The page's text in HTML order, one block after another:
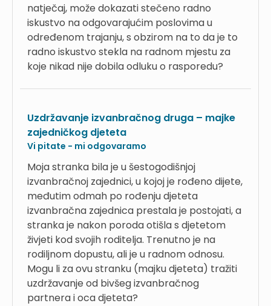
natječaj, može dokazati stečeno radno
iskustvo na odgovarajućim poslovima u
određenom trajanju, s obzirom na to da je to
radno iskustvo stekla na radnom mjestu za
koje nikad nije dobila odluku o rasporedu?
Uzdržavanje izvanbračnog druga – majke
zajedničkog djeteta
Vi pitate - mi odgovaramo
Moja stranka bila je u šestogodišnjoj
izvanbračnoj zajednici, u kojoj je rođeno dijete,
međutim odmah po rođenju djeteta
izvanbračna zajednica prestala je postojati, a
stranka je nakon poroda otišla s djetetom
živjeti kod svojih roditelja. Trenutno je na
rodiljnom dopustu, ali je u radnom odnosu.
Mogu li za ovu stranku (majku djeteta) tražiti
uzdržavanje od bivšeg izvanbračnog
partnera i oca djeteta?